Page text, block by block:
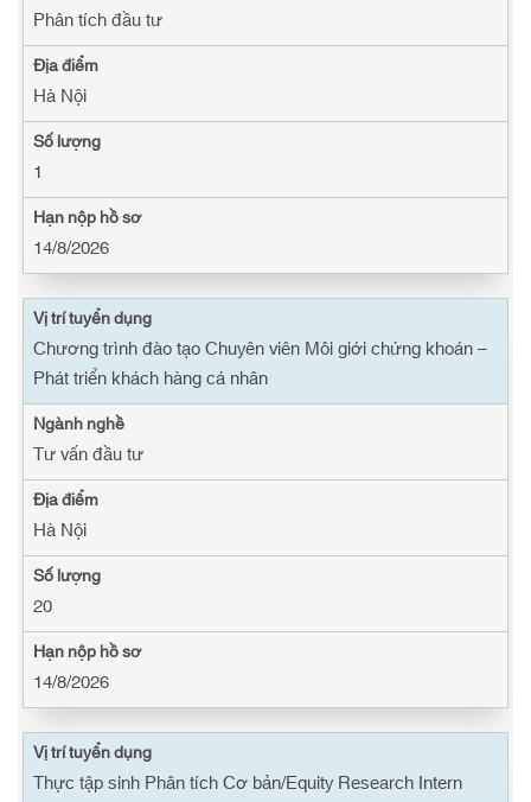
Phân tích đầu tư
Hà Nội
1
14/8/2026
Chương trình đào tạo Chuyên viên Môi giới chứng khoán –
Phát triển khách hàng cá nhân
Tư vấn đầu tư
Hà Nội
20
14/8/2026
Thực tập sinh Phân tích Cơ bản/Equity Research Intern